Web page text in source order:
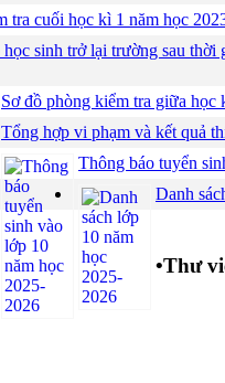
tra cuối học kì 1 năm học
sinh trở lại trường sau
Sơ đồ phòng kiểm tra giữa học
Tổng hợp vi phạm và kết quả
Thông báo tuyển
Danh
•Thư